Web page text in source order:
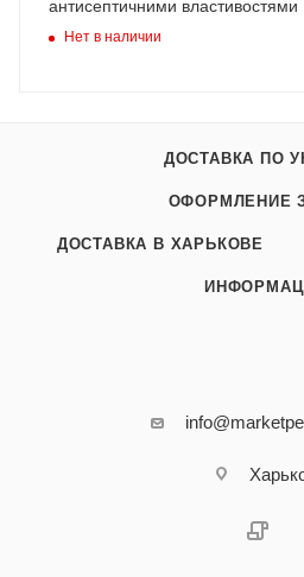
антисептичними
Нет в наличии
ДОСТАВКА ПО
ОФОРМЛЕНИЕ
ДОСТАВКА В ХАРЬКОВЕ